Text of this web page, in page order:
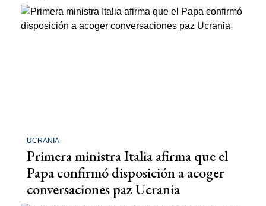
UCRANIA
Primera ministra Italia afirma que el
Papa confirmó disposición a acoger
conversaciones paz Ucrania